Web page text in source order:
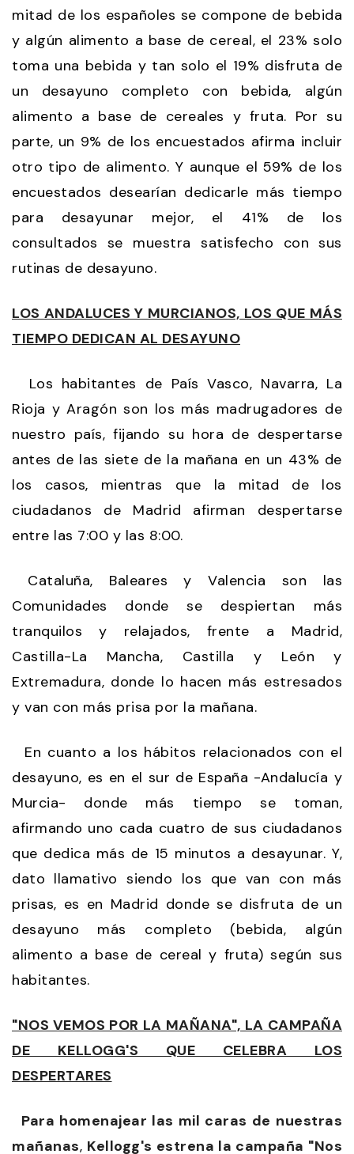
mitad de los españoles se compone de bebida
y algún alimento a base de cereal, el 23% solo
toma una bebida y tan solo el 19% disfruta de
un desayuno completo con bebida, algún
alimento a base de cereales y fruta. Por su
parte, un 9% de los encuestados afirma incluir
otro tipo de alimento. Y aunque el 59% de los
encuestados desearían dedicarle más tiempo
para desayunar mejor, el 41% de los
consultados se muestra satisfecho con sus
rutinas de desayuno.
LOS ANDALUCES Y MURCIANOS, LOS QUE MÁS
TIEMPO DEDICAN AL DESAYUNO
Los habitantes de País Vasco, Navarra, La
Rioja y Aragón son los más madrugadores de
nuestro país, fijando su hora de despertarse
antes de las siete de la mañana en un 43% de
los casos, mientras que la mitad de los
ciudadanos de Madrid afirman despertarse
entre las 7:00 y las 8:00.
Cataluña, Baleares y Valencia son las
Comunidades donde se despiertan más
tranquilos y relajados, frente a Madrid,
Castilla-La Mancha, Castilla y León y
Extremadura, donde lo hacen más estresados
y van con más prisa por la mañana.
En cuanto a los hábitos relacionados con el
desayuno, es en el sur de España -Andalucía y
Murcia- donde más tiempo se toman,
afirmando uno cada cuatro de sus ciudadanos
que dedica más de 15 minutos a desayunar. Y,
dato llamativo siendo los que van con más
prisas, es en Madrid donde se disfruta de un
desayuno más completo (bebida, algún
alimento a base de cereal y fruta) según sus
habitantes.
"NOS VEMOS POR LA MAÑANA", LA CAMPAÑA
DE KELLOGG'S QUE CELEBRA LOS
DESPERTARES
Para homenajear las mil caras de nuestras
mañanas, Kellogg's estrena la campaña "Nos